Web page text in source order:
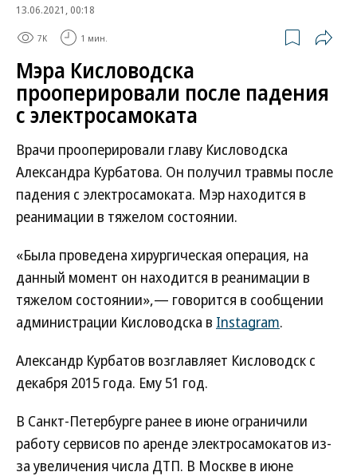
13.06.2021, 00:18
7K 1 мин.
Мэра Кисловодска
прооперировали после падения
с электросамоката
Врачи прооперировали главу Кисловодска
Александра Курбатова. Он получил травмы после
падения с электросамоката. Мэр находится в
реанимации в тяжелом состоянии.
«Была проведена хирургическая операция, на
данный момент он находится в реанимации в
тяжелом состоянии»,— говорится в сообщении
администрации Кисловодска в Instagram.
Александр Курбатов возглавляет Кисловодск с
декабря 2015 года. Ему 51 год.
В Санкт-Петербурге ранее в июне ограничили
работу сервисов по аренде электросамокатов из-
за увеличения числа ДТП. В Москве в июне